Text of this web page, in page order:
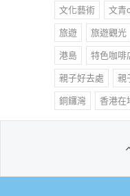
文化藝術 文青
旅遊 旅遊觀光
港島 特色咖啡
親子好去處 親
銅鑼灣 香港在